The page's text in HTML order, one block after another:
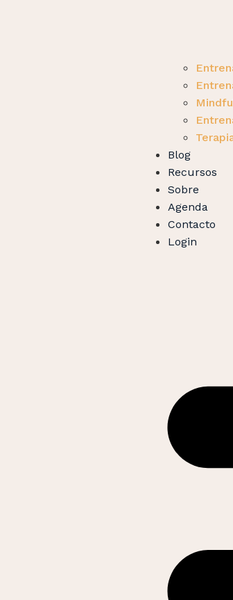
Blog
Recursos
Sobre
Agenda
Contacto
Login